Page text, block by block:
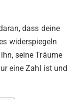
dass deine
widerspiegeln
seine Träume
eine Zahl ist und